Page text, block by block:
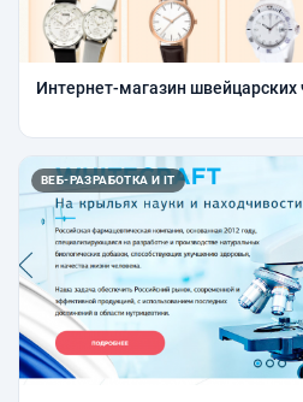
Интернет-магазин швейцарских
ВЕБ-РАЗРАБОТКА И IT